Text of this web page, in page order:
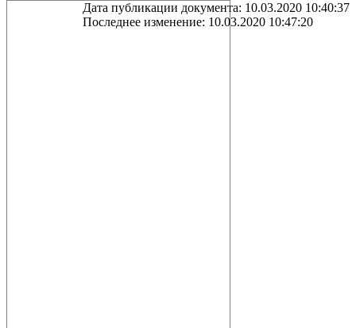
Дата публикации документа: 10.03.2020 10:40:37
Последнее изменение: 10.03.2020 10:47:20